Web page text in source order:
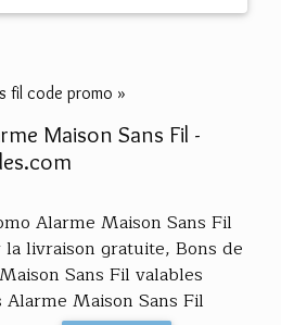
fil code promo »
Maison Sans Fil -
Alarme Maison Sans Fil
livraison gratuite, Bons de
Sans Fil valables
Alarme Maison Sans Fil